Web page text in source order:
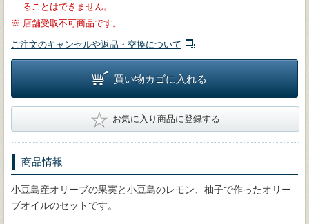
ることはできません。
※ 店舗受取不可商品です。
ご注文のキャンセルや返品・交換について
買い物カゴに入れる
★ お気に入り商品に登録する
商品情報
小豆島産オリーブの果実と小豆島のレモン、柚子で作ったオリー
ブオイルのセットです。